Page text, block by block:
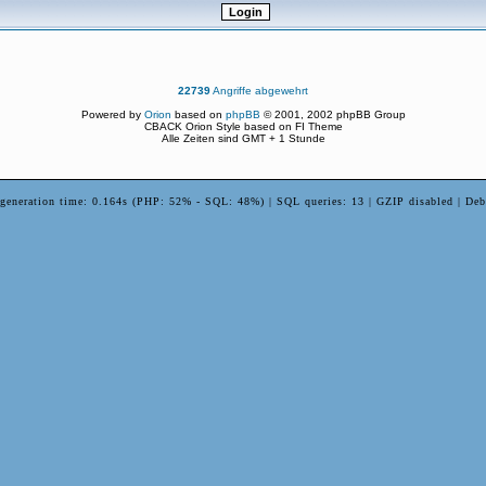
22739Angriffe abgewehrt
Powered by Orion based on phpBB © 2001, 2002 phpBB Group
CBACK Orion Style based on FI Theme
Alle Zeiten sind GMT + 1 Stunde
time: 0.164s (PHP: 52% - SQL: 48%) | SQL queries: 13 | GZIP disabled |